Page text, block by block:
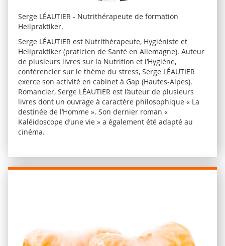
Serge LÉAUTIER - Nutrithérapeute de formation
Heilpraktiker.
Serge LÉAUTIER est Nutrithérapeute, Hygiéniste et
Heilpraktiker (praticien de Santé en Allemagne). Auteur
de plusieurs livres sur la Nutrition et l’Hygiène,
conférencier sur le thème du stress, Serge LÉAUTIER
exerce son activité en cabinet à Gap (Hautes-Alpes).
Romancier, Serge LÉAUTIER est l’auteur de plusieurs
livres dont un ouvrage à caractère philosophique « La
destinée de l’Homme ». Son dernier roman «
Kaléidoscope d’une vie » a également été adapté au
cinéma.